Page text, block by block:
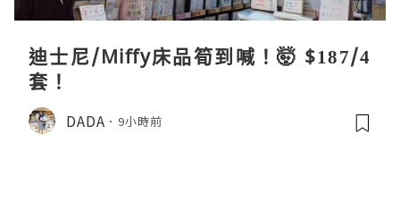
迪士尼/Miffy床品筍到喊！🤯 $187/4
套！
DADA 9小時前